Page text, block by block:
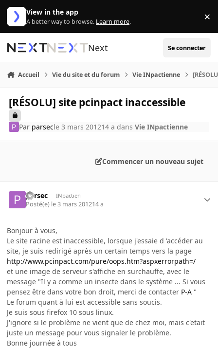
Aller au contenu
View in the app
A better way to browse. Learn more. ×
Next Se connecter
Accueil Vie du site et du forum Vie INpactienne
[RÉSOLU] site pcinpact inaccessible
Par parsecle 3 mars 201214 a dansVie INpactienne
Commencer un nouveau sujet
parsec INpactien
Posté(e) le 3 mars 201214 a
Bonjour à vous,
Le site racine est inaccessible, lorsque j'essaie d 'accéder au
site, je suis redirigé après un certain temps vers la page
http://www.pcinpact.com/pure/oops.htm?aspxerrorpath=/
et une image de serveur s'affiche en surchauffe, avec le
message "Il y a comme un insecte dans le système ... Si vous
pensez être dans votre bon droit, merci de contacter P-A "
Le forum quant à lui est accessible sans soucis.
Je suis sous firefox 10 sous linux.
J'ignore si le problème ne vient que de chez moi, mais c'etait
juste un message pour vous signaler le problème.
Bonne journée à tous